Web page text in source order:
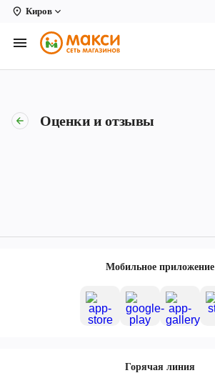
Киров
Вологда
Архангельск
Киров
Новодвинск
Оценки и отзывы
Мобильное приложение
Горячая линия